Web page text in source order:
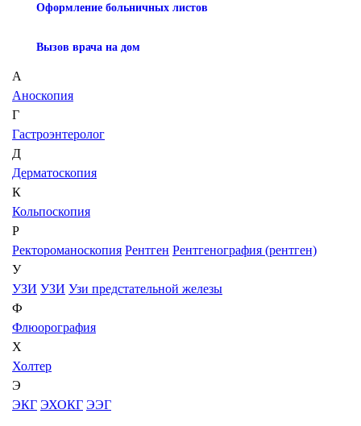
Оформление больничных листов
Вызов врача на дом
А
Аноскопия
Г
Гастроэнтеролог
Д
Дерматоскопия
К
Кольпоскопия
Р
Ректороманоскопия Рентген Рентгенография (рентген)
У
УЗИ УЗИ Узи предстательной железы
Ф
Флюорография
Х
Холтер
Э
ЭКГ ЭХОКГ ЭЭГ